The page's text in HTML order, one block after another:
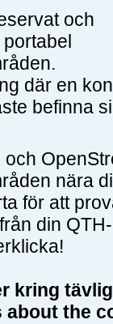
och
där en
befinna
nära
för att
din
kring
about the